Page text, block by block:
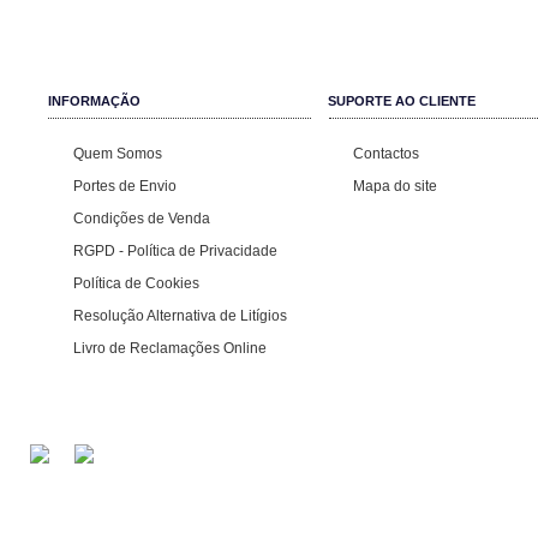
INFORMAÇÃO
Quem Somos
Portes de Envio
Condições de Venda
RGPD - Política de Privacidade
Política de Cookies
Resolução Alternativa de Litígios
Livro de Reclamações Online
SUPORTE AO CLIENTE
Contactos
Mapa do site